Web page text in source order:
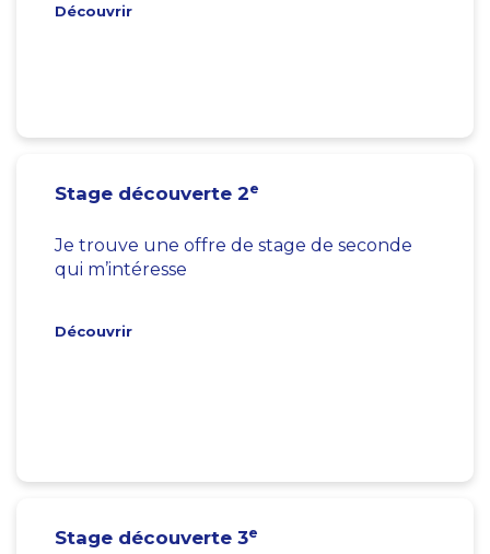
Découvrir
Stage découverte 2e
Je trouve une offre de stage de seconde
qui m’intéresse
Découvrir
Stage découverte 3e